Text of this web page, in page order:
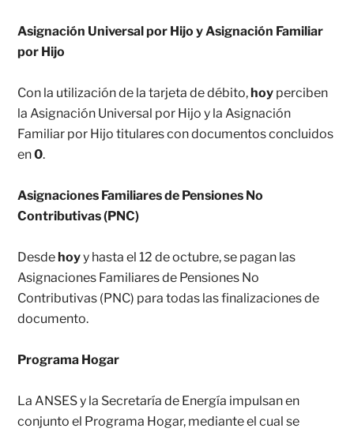
Asignación Universal por Hijo y Asignación Familiar
por Hijo
Con la utilización de la tarjeta de débito,hoy perciben
la Asignación Universal por Hijo y la Asignación
Familiar por Hijo titulares con documentos concluidos
en0.
Asignaciones Familiares de Pensiones No
Contributivas (PNC)
Desdehoyy hasta el 12 de octubre, se pagan las
Asignaciones Familiares de Pensiones No
Contributivas (PNC) para todas las finalizaciones de
documento.
Programa Hogar
La ANSES y la Secretaría de Energía impulsan en
conjunto el Programa Hogar, mediante el cual se